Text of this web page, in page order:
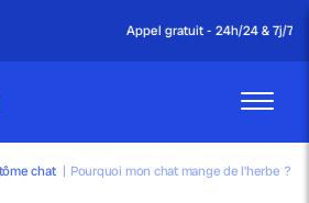
Appel gratuit - 24h/24 & 7j/7
chat | Pourquoi mon chat mange de l’herbe ?